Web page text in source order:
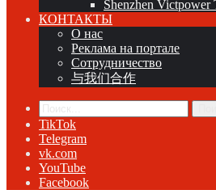
Shenzhen Victpower
КОНТАКТЫ
О нас
Реклама на портале
Сотрудничество
与我们合作
TikTok
Telegram
vk.com
YouTube
Facebook